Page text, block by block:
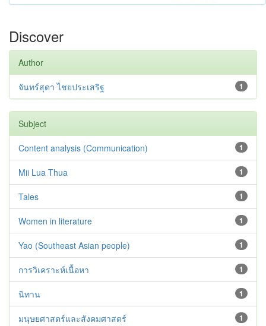
Discover
Author
1
จันทร์สุดา ไชยประเสริฐ
Subject
1
Content analysis (Communication)
1
Mii Lua Thua
1
Tales
1
Women in literature
1
Yao (Southeast Asian people)
1
การวิเคราะห์เนื้อหา
1
นิทาน
1
มนุษยศาสตร์และสังคมศาสตร์